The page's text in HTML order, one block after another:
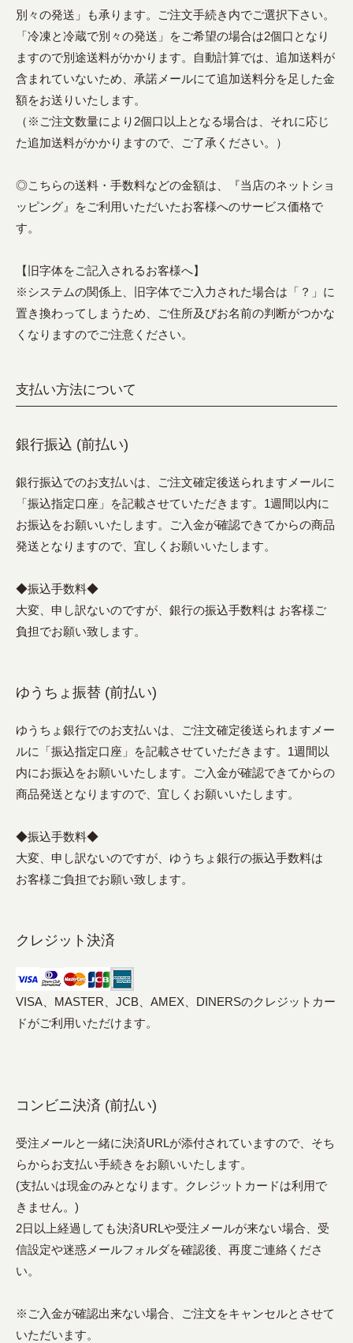
別々の発送」も承ります。ご注文手続き内でご選択下さい。
「冷凍と冷蔵で別々の発送」をご希望の場合は2個口となり
ますので別途送料がかかります。自動計算では、追加送料が
含まれていないため、承諾メールにて追加送料分を足した金
額をお送りいたします。
（※ご注文数量により2個口以上となる場合は、それに応じ
た追加送料がかかりますので、ご了承ください。）
◎こちらの送料・手数料などの金額は、『当店のネットショ
ッピング』をご利用いただいたお客様へのサービス価格で
す。
【旧字体をご記入されるお客様へ】
※システムの関係上、旧字体でご入力された場合は「？」に
置き換わってしまうため、ご住所及びお名前の判断がつかな
くなりますのでご注意ください。
支払い方法について
銀行振込 (前払い)
銀行振込でのお支払いは、ご注文確定後送られますメールに
「振込指定口座」を記載させていただきます。1週間以内に
お振込をお願いいたします。ご入金が確認できてからの商品
発送となりますので、宜しくお願いいたします。
◆振込手数料◆
大変、申し訳ないのですが、銀行の振込手数料は お客様ご
負担でお願い致します。
ゆうちょ振替 (前払い)
ゆうちょ銀行でのお支払いは、ご注文確定後送られますメー
ルに「振込指定口座」を記載させていただきます。1週間以
内にお振込をお願いいたします。ご入金が確認できてからの
商品発送となりますので、宜しくお願いいたします。
◆振込手数料◆
大変、申し訳ないのですが、ゆうちょ銀行の振込手数料は
お客様ご負担でお願い致します。
クレジット決済
VISA、MASTER、JCB、AMEX、DINERSのクレジットカー
ドがご利用いただけます。
コンビニ決済 (前払い)
受注メールと一緒に決済URLが添付されていますので、そち
らからお支払い手続きをお願いいたします。
(支払いは現金のみとなります。クレジットカードは利用で
きません。)
2日以上経過しても決済URLや受注メールが来ない場合、受
信設定や迷惑メールフォルダを確認後、再度ご連絡くださ
い。
※ご入金が確認出来ない場合、ご注文をキャンセルとさせて
いただいます。